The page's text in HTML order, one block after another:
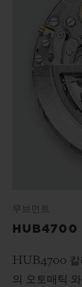
무브먼트
HUB4700
HUB4700 칼
의 오토매틱